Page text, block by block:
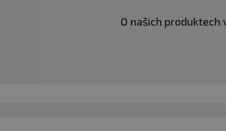
O našich produktech